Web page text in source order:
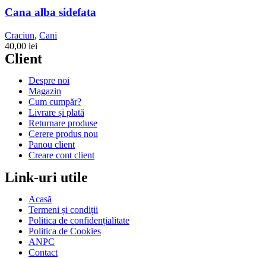
Cana alba sidefata
Craciun, Cani
40,00 lei
Client
Despre noi
Magazin
Cum cumpăr?
Livrare și plată
Returnare produse
Cerere produs nou
Panou client
Creare cont client
Link-uri utile
Acasă
Termeni și condiții
Politica de confidențialitate
Politica de Cookies
ANPC
Contact